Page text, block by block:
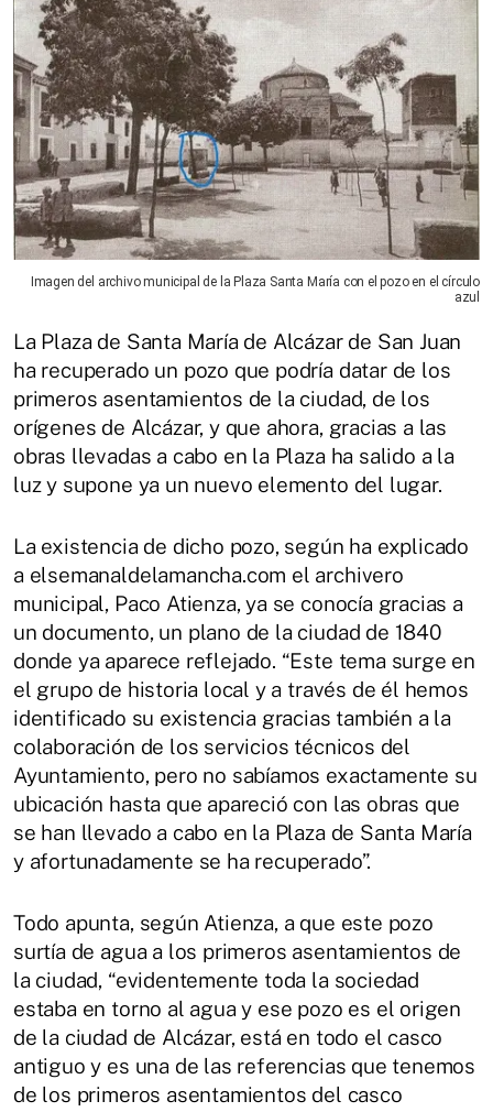
Imagen del archivo municipal de la Plaza Santa María con el pozo en el círculo
azul
La Plaza de Santa María de Alcázar de San Juan
ha recuperado un pozo que podría datar de los
primeros asentamientos de la ciudad, de los
orígenes de Alcázar, y que ahora, gracias a las
obras llevadas a cabo en la Plaza ha salido a la
luz y supone ya un nuevo elemento del lugar.
La existencia de dicho pozo, según ha explicado
a elsemanaldelamancha.com el archivero
municipal, Paco Atienza, ya se conocía gracias a
un documento, un plano de la ciudad de 1840
donde ya aparece reflejado. “Este tema surge en
el grupo de historia local y a través de él hemos
identificado su existencia gracias también a la
colaboración de los servicios técnicos del
Ayuntamiento, pero no sabíamos exactamente su
ubicación hasta que apareció con las obras que
se han llevado a cabo en la Plaza de Santa María
y afortunadamente se ha recuperado”.
Todo apunta, según Atienza, a que este pozo
surtía de agua a los primeros asentamientos de
la ciudad, “evidentemente toda la sociedad
estaba en torno al agua y ese pozo es el origen
de la ciudad de Alcázar, está en todo el casco
antiguo y es una de las referencias que tenemos
de los primeros asentamientos del casco